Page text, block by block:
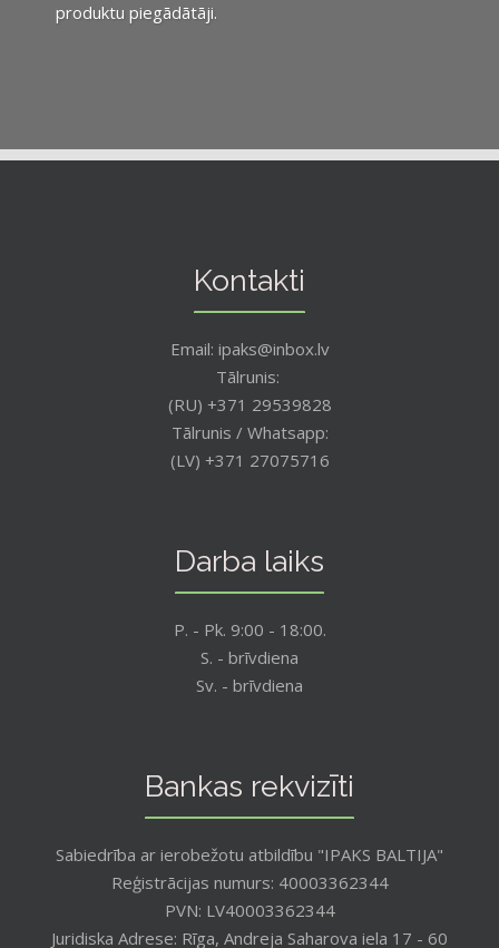
produktu piegādātāji.
Kontakti
Email: ipaks@inbox.lv
Tālrunis:
(RU) +371 29539828
Tālrunis / Whatsapp:
(LV) +371 27075716
Darba laiks
P. - Pk. 9:00 - 18:00.
S. - brīvdiena
Sv. - brīvdiena
Bankas rekvizīti
Sabiedrība ar ierobežotu atbildību "IPAKS BALTIJA"
Reģistrācijas numurs: 40003362344
PVN: LV40003362344
Juridiska Adrese: Rīga, Andreja Saharova iela 17 - 60